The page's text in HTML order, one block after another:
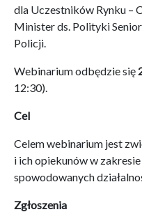
dla Uczestników Rynku –
Minister ds. Polityki
Policji.
Webinarium odbędzie się
12:30).
Cel
Celem webinarium jest
i ich opiekunów w
spowodowanych
Zgłoszenia